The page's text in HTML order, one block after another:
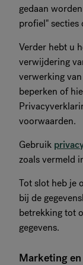
gedaan
profiel" secties
Verder hebt u
verwijdering
verwerking
beperken of
voorwaarden.
Gebruik
zoals vermeld
Tot slot heb je
bij de
betrekking tot
gegevens.
Marketing